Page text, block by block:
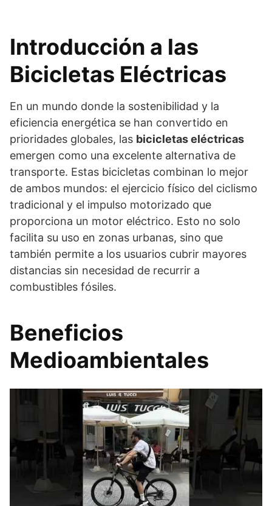
Introducción a las
Bicicletas Eléctricas
En un mundo donde la sostenibilidad y la
eficiencia energética se han convertido en
prioridades globales, las bicicletas eléctricas
emergen como una excelente alternativa de
transporte. Estas bicicletas combinan lo mejor
de ambos mundos: el ejercicio físico del ciclismo
tradicional y el impulso motorizado que
proporciona un motor eléctrico. Esto no solo
facilita su uso en zonas urbanas, sino que
también permite a los usuarios cubrir mayores
distancias sin necesidad de recurrir a
combustibles fósiles.
Beneficios
Medioambientales